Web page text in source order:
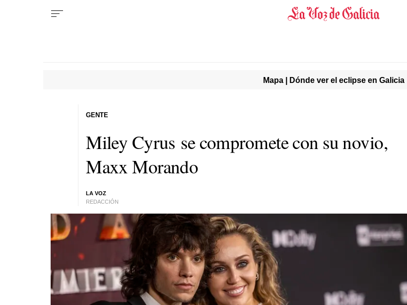
Mapa | Dónde ver el eclipse en Galicia
Miley Cyrus se compromete con su novio,
Maxx Morando
LA VOZ
REDACCIÓN
GENTE